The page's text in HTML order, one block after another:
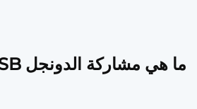
ما هي مشاركة الدونجل USB المتعددة؟